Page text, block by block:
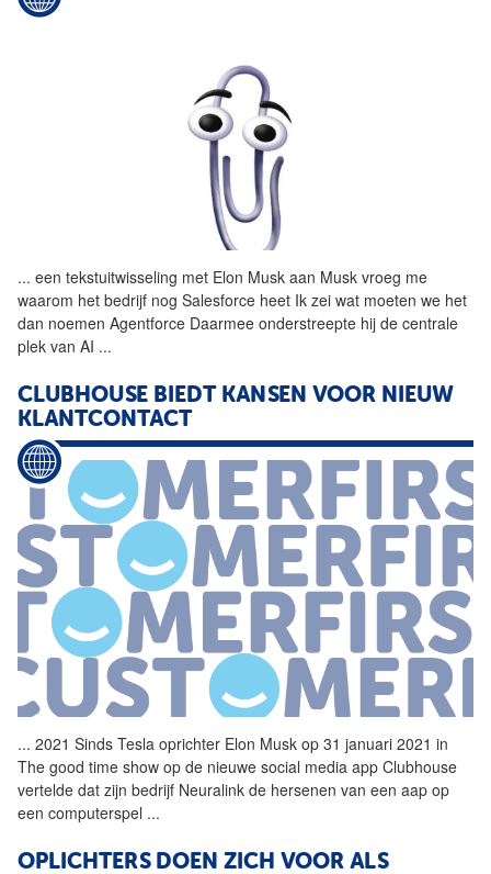
... een tekstuitwisseling met Elon Musk aan Musk vroeg me
waarom het bedrijf nog Salesforce heet Ik zei wat moeten we het
dan noemen Agentforce Daarmee onderstreepte hij de centrale
plek van AI ...
CLUBHOUSE BIEDT KANSEN VOOR NIEUW
KLANTCONTACT
... 2021 Sinds Tesla oprichter Elon Musk op 31 januari 2021 in
The good time show op de nieuwe social media app Clubhouse
vertelde dat zijn bedrijf Neuralink de hersenen van een aap op
een computerspel ...
OPLICHTERS DOEN ZICH VOOR ALS